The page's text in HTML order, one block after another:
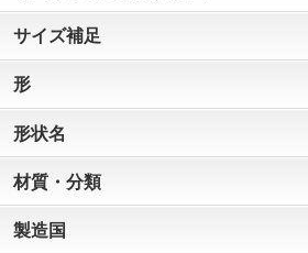
サイズ補足
形
形状名
材質・分類
製造国